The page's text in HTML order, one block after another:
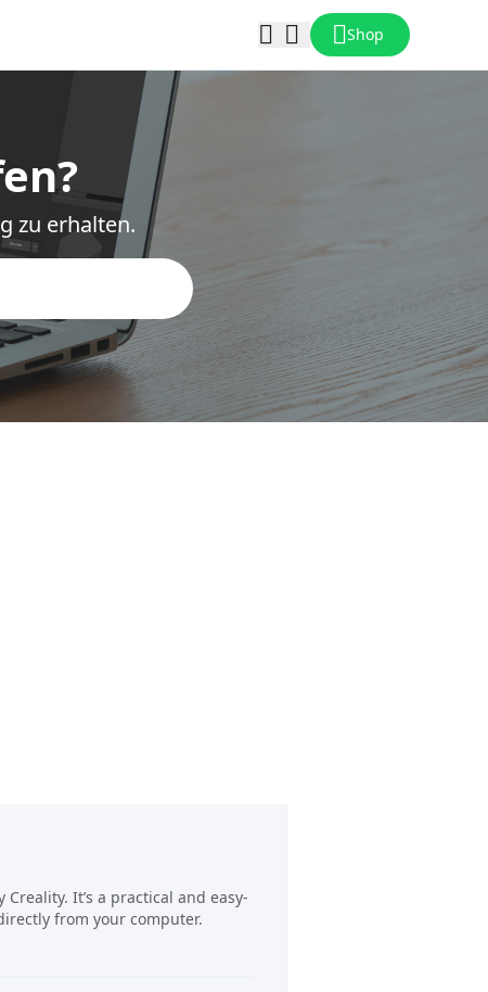
Shop
zu erhalten.
It’s a practical and easy-
from your computer.